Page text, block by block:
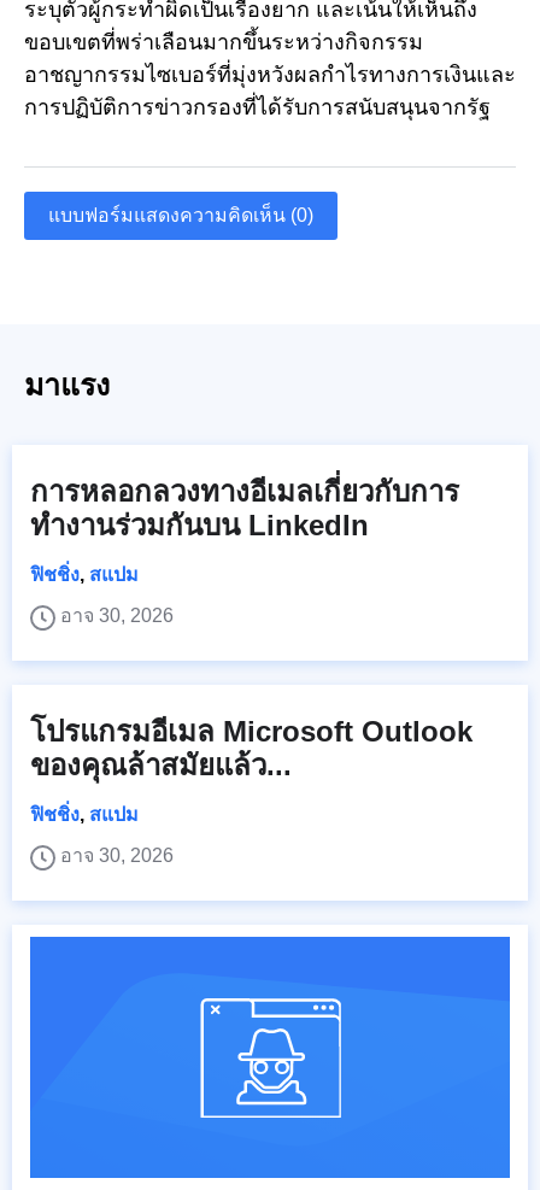
ระบุตัวผู้กระทำผิดเป็นเรื่องยาก และเน้นให้เห็นถึง
ขอบเขตที่พร่าเลือนมากขึ้นระหว่างกิจกรรม
อาชญากรรมไซเบอร์ที่มุ่งหวังผลกำไรทางการเงินและ
การปฏิบัติการข่าวกรองที่ได้รับการสนับสนุนจากรัฐ
แบบฟอร์มแสดงความคิดเห็น (0)
มาแรง
การหลอกลวงทางอีเมลเกี่ยวกับการ
ทำงานร่วมกันบน LinkedIn
ฟิชชิ่ง, สแปม
อาจ 30, 2026
โปรแกรมอีเมล Microsoft Outlook
ของคุณล้าสมัยแล้ว...
ฟิชชิ่ง, สแปม
อาจ 30, 2026